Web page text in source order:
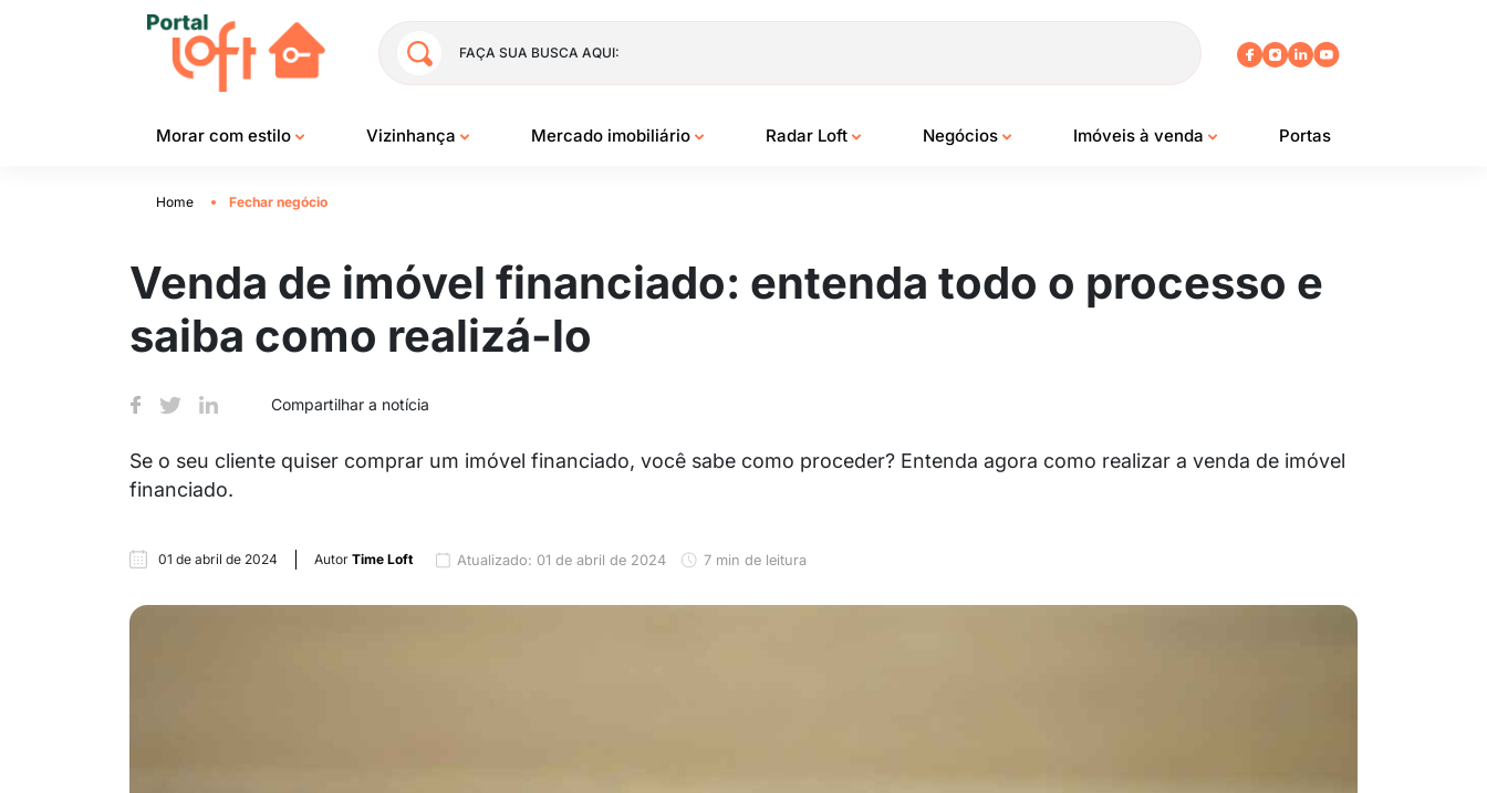
FAÇA SUA BUSCA AQUI:
Morar com estilo Vizinhança Mercado imobiliário Radar Loft Negócios Imóveis à venda Portas
Home Fechar negócio
Venda de imóvel financiado: entenda todo o processo e
saiba como realizá-lo
Compartilhar a notícia
Se o seu cliente quiser comprar um imóvel financiado, você sabe como proceder? Entenda agora como realizar a venda de imóvel
financiado.
01 de abril de 2024 Autor Time Loft Atualizado: 01 de abril de 2024 7 min de leitura